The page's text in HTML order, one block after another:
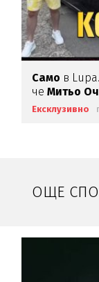
Само в
чеМитьо
Майбаха му
Ексклузивно
ОЩЕ